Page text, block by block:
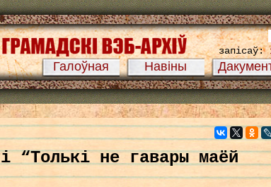
Галоўная Навіны
запісаў:
“Толькі не гавары маёй